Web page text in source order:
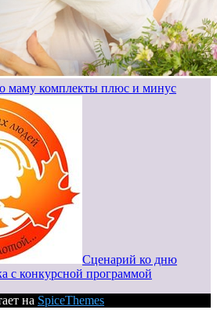
маму комплекты плюс и минус
Сценарий ко дню
с конкурсной программой
на SpiceThemes